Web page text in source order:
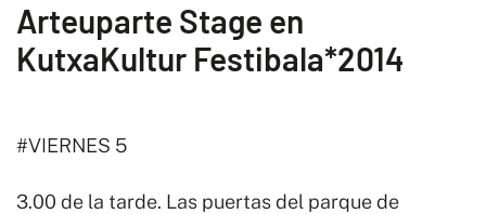
Arteuparte Stage en
KutxaKultur Festibala*2014
#VIERNES 5
3.00 de la tarde. Las puertas del parque de